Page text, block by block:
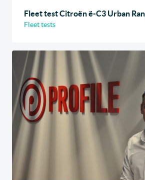
Fleet test Citroën ë-C3 Urban
Fleet tests